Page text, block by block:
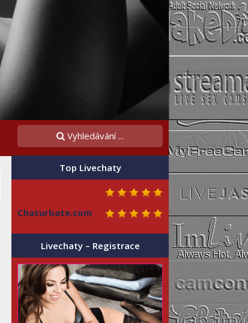
Top Livechaty
Chaturbate.com
Livechaty – Registrace